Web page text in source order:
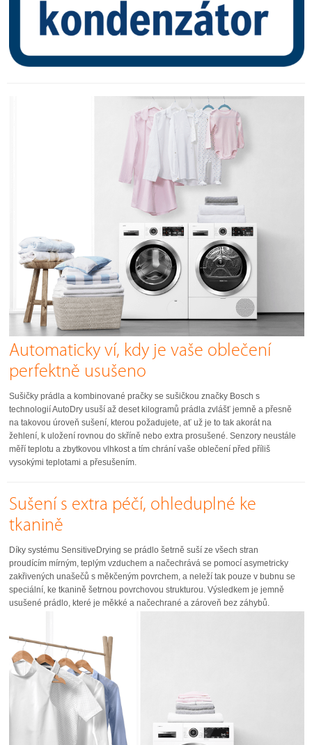
Automaticky ví, kdy je vaše oblečení
perfektně usušeno
Sušičky prádla a kombinované pračky se sušičkou značky Bosch s
technologií AutoDry usuší až deset kilogramů prádla zvlášť jemně a přesně
na takovou úroveň sušení, kterou požadujete, ať už je to tak akorát na
žehlení, k uložení rovnou do skříně nebo extra prosušené. Senzory neustále
měří teplotu a zbytkovou vlhkost a tím chrání vaše oblečení před příliš
vysokými teplotami a přesušením.
Sušení s extra péčí, ohleduplné ke
tkanině
Díky systému SensitiveDrying se prádlo šetrně suší ze všech stran
proudícím mírným, teplým vzduchem a načechrává se pomocí asymetricky
zakřivených unašečů s měkčeným povrchem, a neleží tak pouze v bubnu se
speciální, ke tkanině šetrnou povrchovou strukturou. Výsledkem je jemně
usušené prádlo, které je měkké a načechrané a zároveň bez záhybů.